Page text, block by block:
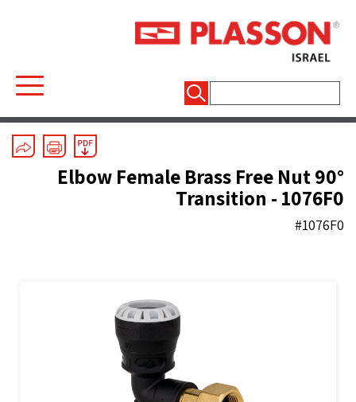
Series 1/Couplers And End Plugs
90° Elbow Female Brass Free Nut
Transition - 1076F0
#1076F0